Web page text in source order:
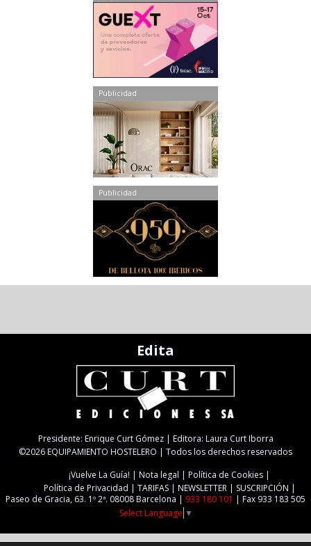
Publicidad
Publicidad
Edita
Presidente: Enrique Curt Gómez | Editora: Laura Curt Iborra
©2026 EQUIPAMIENTO HOSTELERO | Todos los derechos reservados
¡Vuelve La Guía!
Nota legal
Política de Cookies
Política de Privacidad
TARIFAS NEWSLETTER
SUSCRIPCIÓN
Paseo de Gracia, 63. 1º 2ª. 08008 Barcelona | 933 180 101 | Fax 933 183 505
Select Language ▼